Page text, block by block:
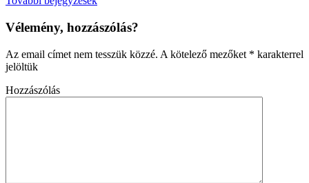
Vélemény, hozzászólás?
Az email címet nem tesszük közzé. A kötelező mezőket * karakterrel
jelöltük
Hozzászólás